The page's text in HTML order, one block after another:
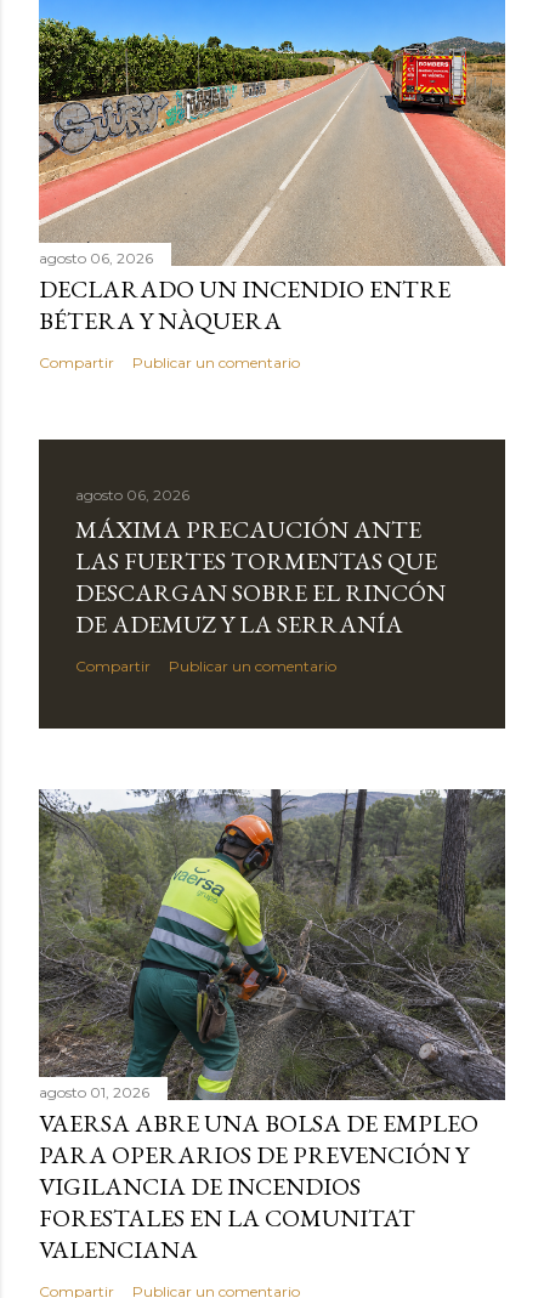
agosto 06, 2026
DECLARADO UN INCENDIO ENTRE
BÉTERA Y NÀQUERA
Compartir Publicar un comentario
agosto 06, 2026
MÁXIMA PRECAUCIÓN ANTE
LAS FUERTES TORMENTAS QUE
DESCARGAN SOBRE EL RINCÓN
DE ADEMUZ Y LA SERRANÍA
Compartir Publicar un comentario
agosto 01, 2026
VAERSA ABRE UNA BOLSA DE EMPLEO
PARA OPERARIOS DE PREVENCIÓN Y
VIGILANCIA DE INCENDIOS
FORESTALES EN LA COMUNITAT
VALENCIANA
Compartir Publicar un comentario